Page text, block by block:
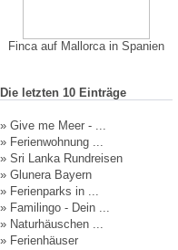
Finca auf Mallorca in Spanien
Die letzten 10 Einträge
» Give me Meer - ...
» Ferienwohnung ...
» Sri Lanka Rundreisen
» Glunera Bayern
» Ferienparks in ...
» Familingo - Dein ...
» Naturhäuschen ...
» Ferienhäuser